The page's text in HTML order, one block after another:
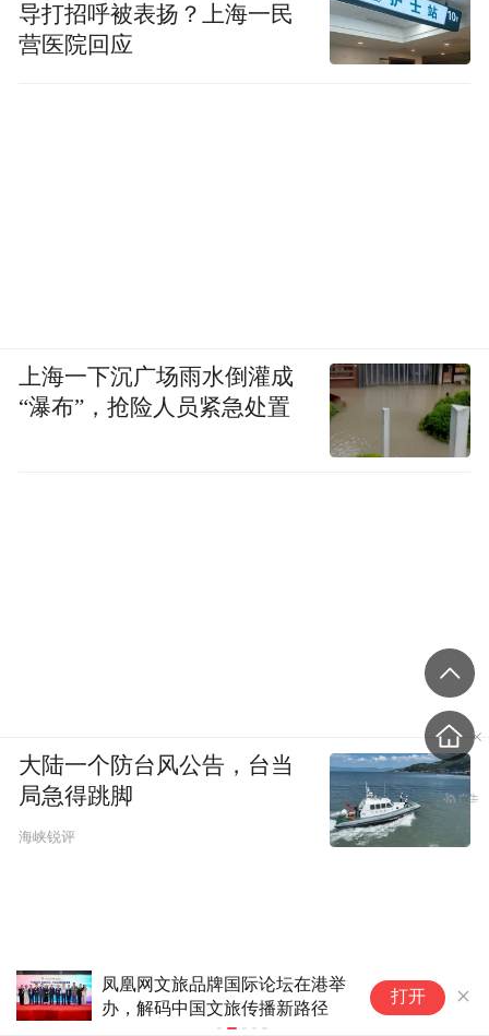
著名肝病学家去世，“以身试药”研制中国
首支乙肝疫苗，很多人不知她的名字
打开
导打招呼被表扬？上海一民
营医院回应
上海一下沉广场雨水倒灌成
“瀑布”，抢险人员紧急处置
大陆一个防台风公告，台当
局急得跳脚
海峡锐评